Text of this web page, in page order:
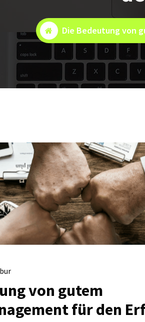
Die Bedeutung von
von gutem
für den